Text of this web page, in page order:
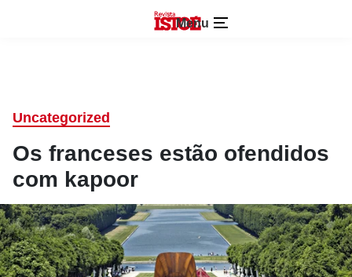
Menu
Uncategorized
Os franceses estão ofendidos
com kapoor